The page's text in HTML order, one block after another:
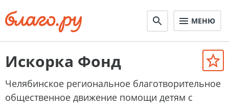
МЕНЮ
Искорка Фонд
Челябинское региональное благотворительное
общественное движение помощи детям с